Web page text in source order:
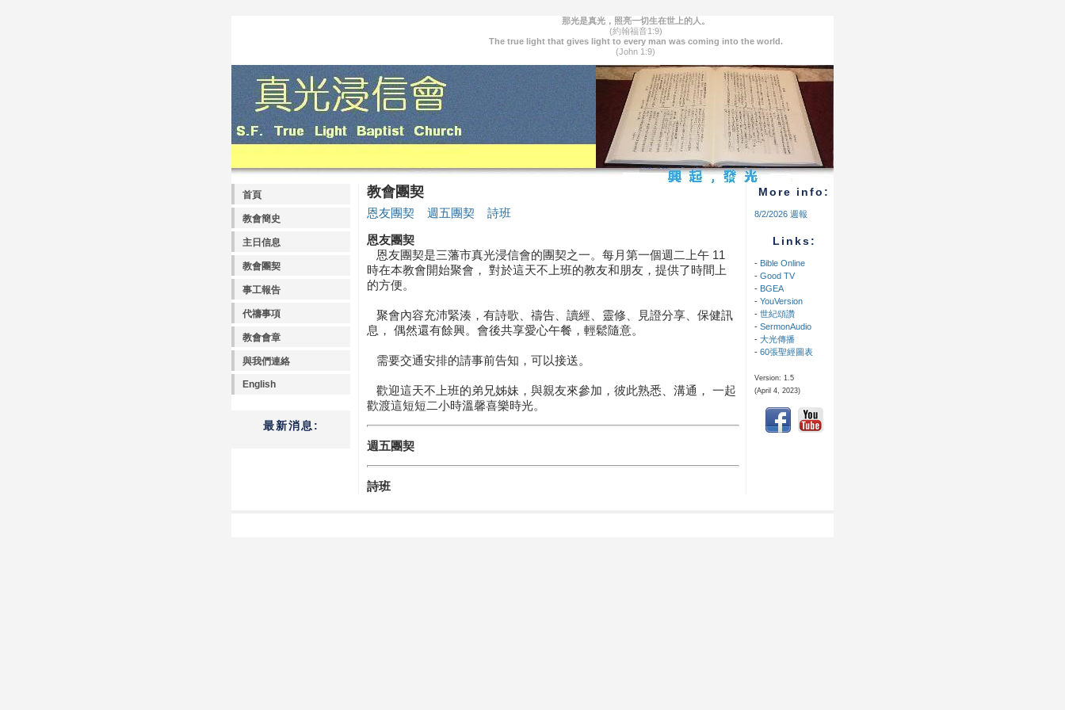
那光是真光，照亮一切生在世上的人。
(約翰福音1:9)
The true light that gives light to every man was coming into the world.
(John 1:9)
首頁
教會簡史
主日信息
教會團契
事工報告
代禱事項
教會會章
與我們連絡
English
最新消息:
More info:
8/2/2026 週報
Links:
- Bible Online
- Good TV
- BGEA
- YouVersion
- 世紀頌讚
- SermonAudio
- 大光傳播
- 60張聖經圖表
Version: 1.5
(April 4, 2023)
教會團契
恩友團契 週五團契 詩班
恩友團契
恩友團契是三藩市真光浸信會的團契之一。每月第一個週二上午 11
時在本教會開始聚會， 對於這天不上班的教友和朋友，提供了時間上
的方便。
聚會內容充沛緊湊，有詩歌、禱告、讀經、靈修、見證分享、保健訊
息， 偶然還有餘興。會後共享愛心午餐，輕鬆隨意。
需要交通安排的請事前告知，可以接送。
歡迎這天不上班的弟兄姊妹，與親友來參加，彼此熟悉、溝通， 一起
歡渡這短短二小時溫馨喜樂時光。
週五團契
詩班